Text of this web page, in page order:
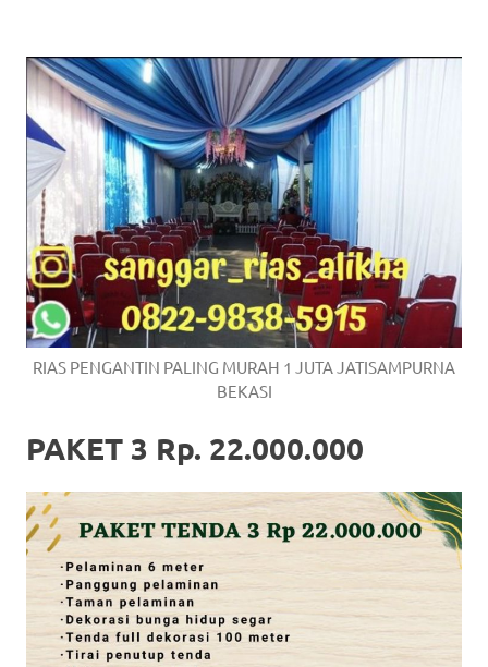
RIAS PENGANTIN PALING MURAH 1 JUTA JATISAMPURNA
BEKASI
PAKET 3 Rp. 22.000.000